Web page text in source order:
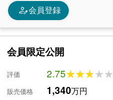
person_edit会員登録
会員限定公開
評価 2.75★★★★★
★★★★★
販売価格 1,340万円